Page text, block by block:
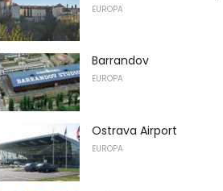
EUROPA
Barrandov
EUROPA
Ostrava Airport
EUROPA